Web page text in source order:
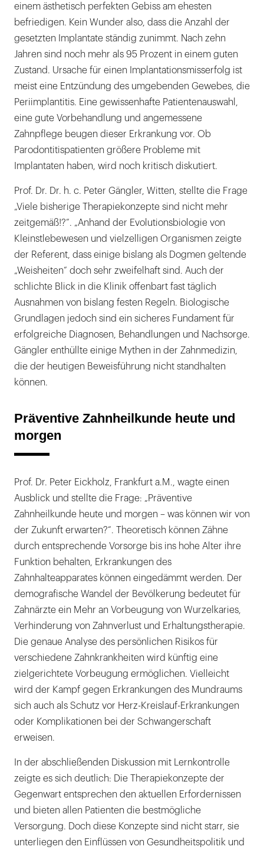
einem ästhetisch perfekten Gebiss am ehesten
befriedigen. Kein Wunder also, dass die Anzahl der
gesetzten Implantate ständig zunimmt. Nach zehn
Jahren sind noch mehr als 95 Prozent in einem guten
Zustand. Ursache für einen Implantationsmisserfolg ist
meist eine Entzündung des umgebenden Gewebes, die
Periimplantitis. Eine gewissenhafte Patientenauswahl,
eine gute Vorbehandlung und angemessene
Zahnpflege beugen dieser Erkrankung vor. Ob
Parodontitispatienten größere Probleme mit
Implantaten haben, wird noch kritisch diskutiert.
Prof. Dr. Dr. h. c. Peter Gängler, Witten, stellte die Frage
„Viele bisherige Therapiekonzepte sind nicht mehr
zeitgemäß!?”. „Anhand der Evolutionsbiologie von
Kleinstlebewesen und vielzelligen Organismen zeigte
der Referent, dass einige bislang als Dogmen geltende
„Weisheiten“ doch sehr zweifelhaft sind. Auch der
schlichte Blick in die Klinik offenbart fast täglich
Ausnahmen von bislang festen Regeln. Biologische
Grundlagen jedoch sind ein sicheres Fundament für
erfolgreiche Diagnosen, Behandlungen und Nachsorge.
Gängler enthüllte einige Mythen in der Zahnmedizin,
die der heutigen Beweisführung nicht standhalten
können.
Präventive Zahnheilkunde heute und
morgen
Prof. Dr. Peter Eickholz, Frankfurt a.M., wagte einen
Ausblick und stellte die Frage: „Präventive
Zahnheilkunde heute und morgen – was können wir von
der Zukunft erwarten?“. Theoretisch können Zähne
durch entsprechende Vorsorge bis ins hohe Alter ihre
Funktion behalten, Erkrankungen des
Zahnhalteapparates können eingedämmt werden. Der
demografische Wandel der Bevölkerung bedeutet für
Zahnärzte ein Mehr an Vorbeugung von Wurzelkaries,
Verhinderung von Zahnverlust und Erhaltungstherapie.
Die genaue Analyse des persönlichen Risikos für
verschiedene Zahnkrankheiten wird künftig eine
zielgerichtete Vorbeugung ermöglichen. Vielleicht
wird der Kampf gegen Erkrankungen des Mundraums
sich auch als Schutz vor Herz-Kreislauf-Erkrankungen
oder Komplikationen bei der Schwangerschaft
erweisen.
In der abschließenden Diskussion mit Lernkontrolle
zeigte es sich deutlich: Die Therapiekonzepte der
Gegenwart entsprechen den aktuellen Erfordernissen
und bieten allen Patienten die bestmögliche
Versorgung. Doch diese Konzepte sind nicht starr, sie
unterliegen den Einflüssen von Gesundheitspolitik und